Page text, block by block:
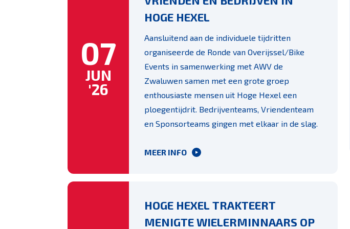
07
JUN
'26
HOGE HEXEL
Aansluitend aan de individuele tijdritten
organiseerde de Ronde van Overijssel/Bike
Events in samenwerking met AWV de
Zwaluwen samen met een grote groep
enthousiaste mensen uit Hoge Hexel een
ploegentijdrit. Bedrijventeams, Vriendenteam
en Sponsorteams gingen met elkaar in de slag.
MEER INFO
HOGE HEXEL TRAKTEERT
MENIGTE WIELERMINNAARS OP